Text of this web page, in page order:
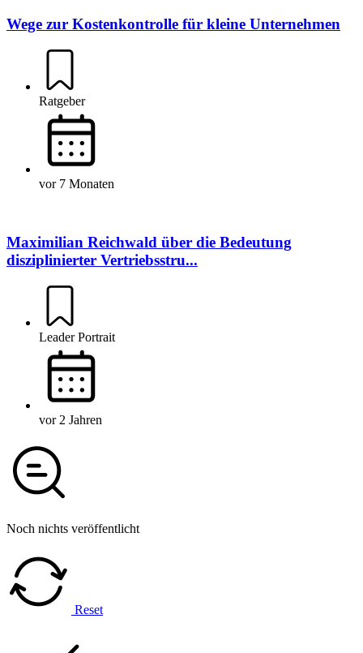
Wege zur Kostenkontrolle für kleine Unternehmen
Ratgeber
vor 7 Monaten
Maximilian Reichwald über die Bedeutung
disziplinierter Vertriebsstru...
Leader Portrait
vor 2 Jahren
Noch nichts veröffentlicht
Reset